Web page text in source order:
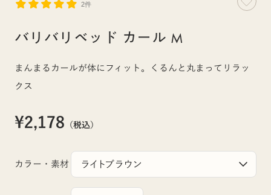
2件
バリバリベッド カール M
まんまるカールが体にフィット。くるんと丸まってリラッ
クス
¥2,178 （税込）
カラー・素材